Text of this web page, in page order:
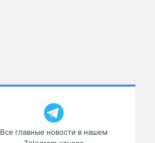
Все главные новости в нашем